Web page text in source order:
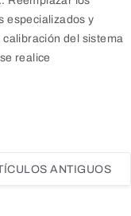
especializados y
del sistema
realice
ANTIGUOS